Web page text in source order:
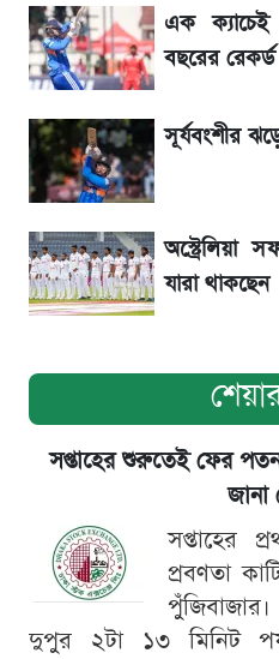
রেকর্ড
বাংলাদেশ নিয়ে যা বললেন
২ লাখ মানুষ অপেক্ষায়,
হাসিনাকে! এরপর যা ঘটল...
এক
বছরের রেকর্ড
সূর্যবংশীর
অস্ট্রেলিয়া
যারা থাকছেন
সপ্তাহের শুরুতেই ফের
জানা
সপ্তাহের
প্রবণতা
দুপুর ২টা ১৩ মিনিট